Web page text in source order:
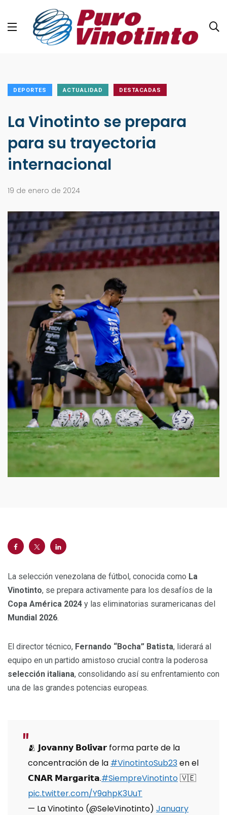
DEPORTES ACTUALIDAD DESTACADAS
La Vinotinto se prepara
para su trayectoria
internacional
19 de enero de 2024
La selección venezolana de fútbol, conocida como La
Vinotinto, se prepara activamente para los desafíos de la
Copa América 2024 y las eliminatorias suramericanas del
Mundial 2026.
El director técnico, Fernando “Bocha” Batista, liderará al
equipo en un partido amistoso crucial contra la poderosa
selección italiana, consolidando así su enfrentamiento con
una de las grandes potencias europeas.
🫂 𝗝𝗼𝘃𝗮𝗻𝗻𝘆 𝗕𝗼𝗹𝗶́𝘃𝗮𝗿 forma parte de la
concentración de la #VinotintoSub23en el
𝗖𝗡𝗔𝗥 𝗠𝗮𝗿𝗴𝗮𝗿𝗶𝘁𝗮.#SiempreVinotinto🇻🇪
pic.twitter.com/Y9ahpK3UuT
— La Vinotinto (@SeleVinotinto) January